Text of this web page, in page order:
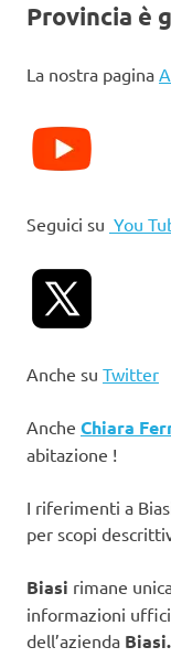
Provincia è
La nostra pagina
Seguici su You
Anche su Twitter
Anche Chiara
abitazione !
I riferimenti a
per scopi
Biasi rimane
informazioni
dell’azienda Biasi.